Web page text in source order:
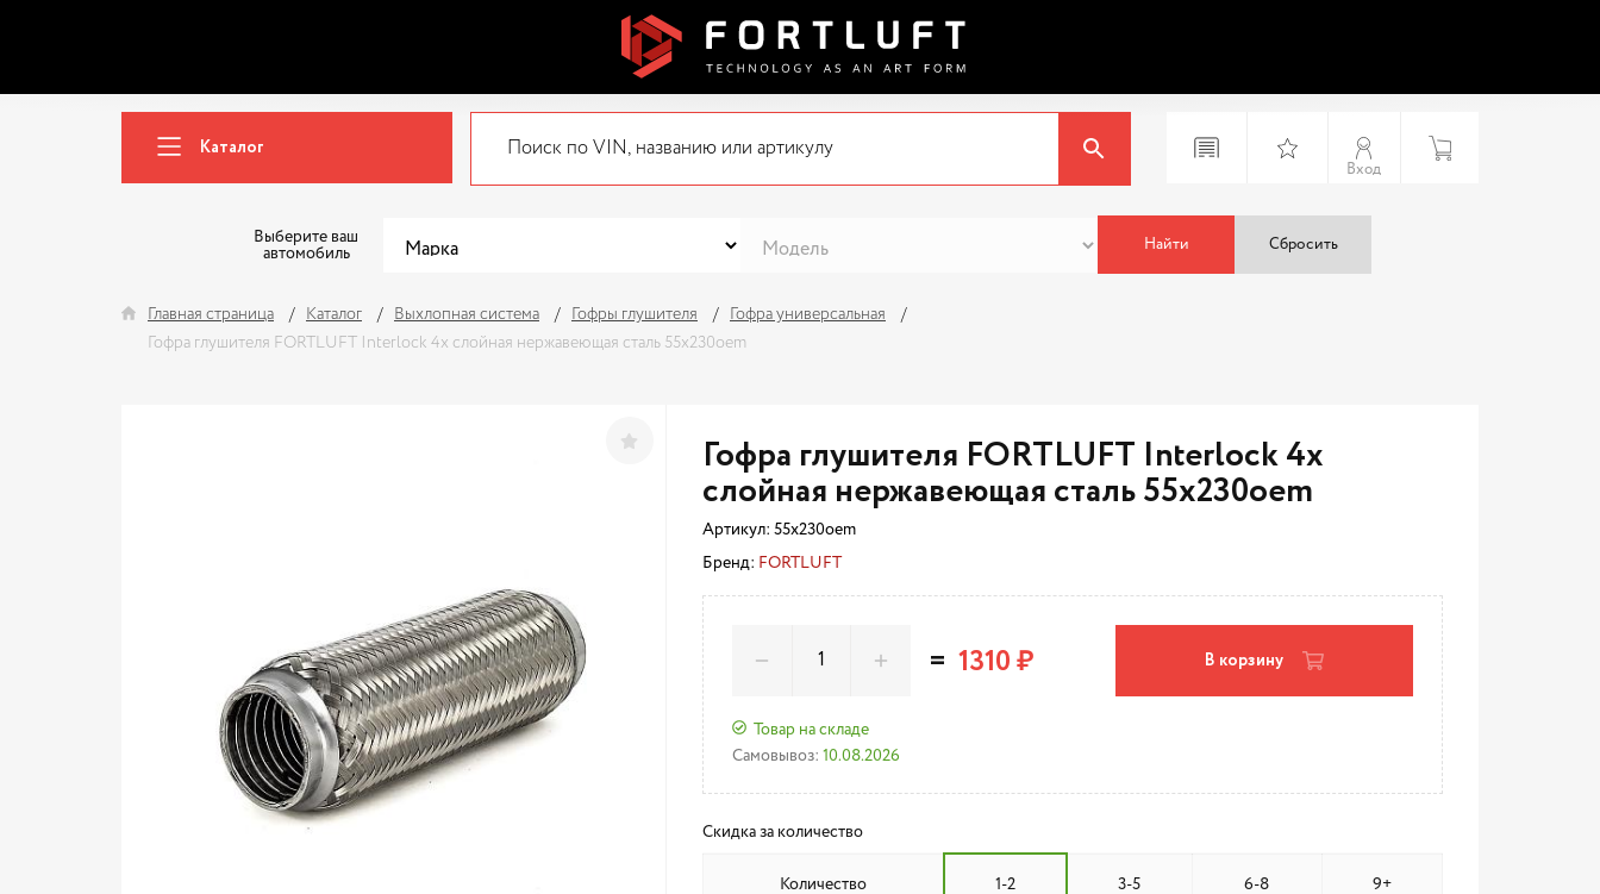
Каталог
Вход
Выберите ваш
автомобиль
Найти Сбросить
Главная страница Каталог Выхлопная система Гофры глушителя
Гофра универсальная
Гофра глушителя FORTLUFT Interlock 4х слойная нержавеющая сталь 55x230oem
Гофра глушителя FORTLUFT Interlock 4х
слойная нержавеющая сталь 55x230oem
Артикул: 55x230oem
Бренд: FORTLUFT
Товар на складе
Самовывоз: 10.08.2026
= 1310 ₽ В корзину
Скидка за количество
Количество 1-2 3-5 6-8 9+